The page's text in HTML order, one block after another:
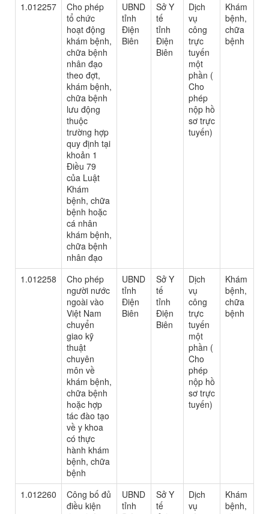
1.012257
Cho phép
tổ chức
hoạt động
khám bệnh,
chữa bệnh
nhân đạo
theo đợt,
khám bệnh,
chữa bệnh
lưu động
thuộc
trường hợp
quy định tại
khoản 1
Điều 79
của Luật
Khám
bệnh, chữa
bệnh hoặc
cá nhân
khám bệnh,
chữa bệnh
nhân đạo
UBND
tỉnh
Điện
Biên
Sở Y
tế
tỉnh
Điện
Biên
Dịch
vụ
công
trực
tuyến
một
phần (
Cho
phép
nộp hồ
sơ trực
tuyến)
Khám
bệnh,
chữa
bệnh
1.012258
Cho phép
người nước
ngoài vào
Việt Nam
chuyển
giao kỹ
thuật
chuyên
môn về
khám bệnh,
chữa bệnh
hoặc hợp
tác đào tạo
về y khoa
có thực
hành khám
bệnh, chữa
bệnh
UBND
tỉnh
Điện
Biên
Sở Y
tế
tỉnh
Điện
Biên
Dịch
vụ
công
trực
tuyến
một
phần (
Cho
phép
nộp hồ
sơ trực
tuyến)
Khám
bệnh,
chữa
bệnh
1.012260
Công bố đủ
điều kiện
UBND
tỉnh
Sở Y
tế
Dịch
vụ
Khám
bệnh,